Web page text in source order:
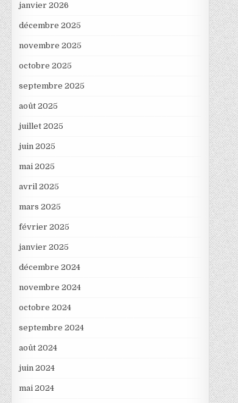
janvier 2026
décembre 2025
novembre 2025
octobre 2025
septembre 2025
août 2025
juillet 2025
juin 2025
mai 2025
avril 2025
mars 2025
février 2025
janvier 2025
décembre 2024
novembre 2024
octobre 2024
septembre 2024
août 2024
juin 2024
mai 2024